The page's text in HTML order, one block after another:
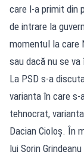
care l-a primit din
de intrare la
momentul la care
sau dacă nu se
La PSD s-a
varianta în care s-
tehnocrat,
Dacian Cioloș. În
lui Sorin